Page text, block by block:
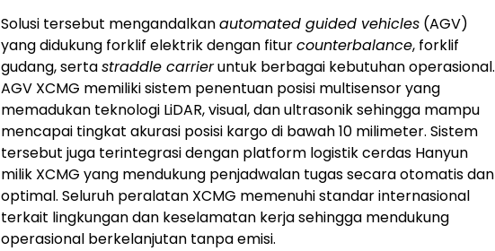
Solusi tersebut mengandalkanautomated guided vehicles (AGV)
yang didukung forklif elektrik dengan fiturcounterbalance, forklif
gudang, sertastraddle carrieruntuk berbagai kebutuhan operasional.
AGV XCMG memiliki sistem penentuan posisi multisensor yang
memadukan teknologi LiDAR, visual, dan ultrasonik sehingga mampu
mencapai tingkat akurasi posisi kargo di bawah 10 milimeter. Sistem
tersebut juga terintegrasi dengan platform logistik cerdas Hanyun
milik XCMG yang mendukung penjadwalan tugas secara otomatis dan
optimal. Seluruh peralatan XCMG memenuhi standar internasional
terkait lingkungan dan keselamatan kerja sehingga mendukung
operasional berkelanjutan tanpa emisi.